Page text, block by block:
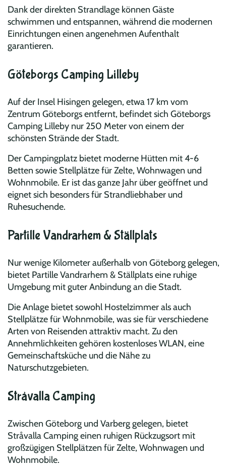
Dank der direkten Strandlage können Gäste
schwimmen und entspannen, während die modernen
Einrichtungen einen angenehmen Aufenthalt
garantieren.
Göteborgs Camping Lilleby
Auf der Insel Hisingen gelegen, etwa 17 km vom
Zentrum Göteborgs entfernt, befindet sich Göteborgs
Camping Lilleby nur 250 Meter von einem der
schönsten Strände der Stadt.
Der Campingplatz bietet moderne Hütten mit 4-6
Betten sowie Stellplätze für Zelte, Wohnwagen und
Wohnmobile. Er ist das ganze Jahr über geöffnet und
eignet sich besonders für Strandliebhaber und
Ruhesuchende.
Partille Vandrarhem & Ställplats
Nur wenige Kilometer außerhalb von Göteborg gelegen,
bietet Partille Vandrarhem & Ställplats eine ruhige
Umgebung mit guter Anbindung an die Stadt.
Die Anlage bietet sowohl Hostelzimmer als auch
Stellplätze für Wohnmobile, was sie für verschiedene
Arten von Reisenden attraktiv macht. Zu den
Annehmlichkeiten gehören kostenloses WLAN, eine
Gemeinschaftsküche und die Nähe zu
Naturschutzgebieten.
Stråvalla Camping
Zwischen Göteborg und Varberg gelegen, bietet
Stråvalla Camping einen ruhigen Rückzugsort mit
großzügigen Stellplätzen für Zelte, Wohnwagen und
Wohnmobile.